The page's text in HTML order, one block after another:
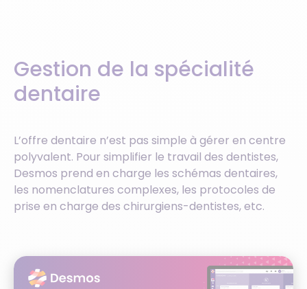
Gestion de la spécialité
dentaire
L’offre dentaire n’est pas simple à gérer en centre
polyvalent. Pour simplifier le travail des dentistes,
Desmos prend en charge les schémas dentaires,
les nomenclatures complexes, les protocoles de
prise en charge des chirurgiens-dentistes, etc.